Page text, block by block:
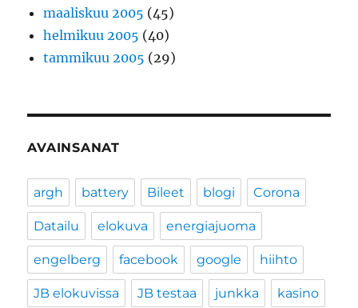
maaliskuu 2005 (45)
helmikuu 2005 (40)
tammikuu 2005 (29)
AVAINSANAT
argh battery Bileet blogi Corona
Datailu elokuva energiajuoma
engelberg facebook google hiihto
JB elokuvissa JB testaa junkka kasino